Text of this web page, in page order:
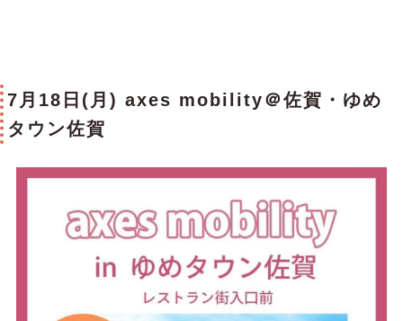
7月18日(月) axes mobility＠佐賀・ゆめ
タウン佐賀